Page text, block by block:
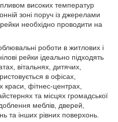
високих температур
зоні поруч із джерелами
необхідно проводити на
роботи в житлових і
рейки ідеально підходять
вітальнях, дитячих,
в офісах,
краси, фітнес-центрах,
та місцях громадської
меблів, дверей,
та інших рівних поверхонь.